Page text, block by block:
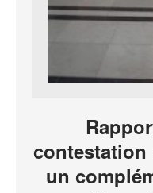
contestation
un